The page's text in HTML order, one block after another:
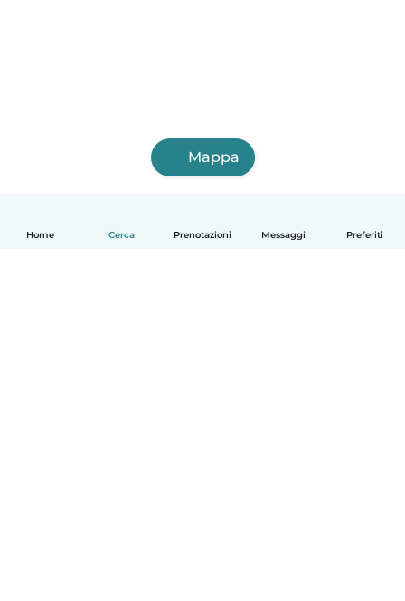
Home Cerca Prenotazioni Messaggi Preferiti
Mappa